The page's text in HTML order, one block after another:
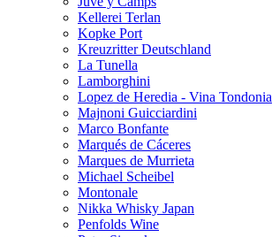
Kellerei Terlan
Kopke Port
Kreuzritter Deutschland
La Tunella
Lamborghini
Lopez de Heredia - Vina Tondonia
Majnoni Guicciardini
Marco Bonfante
Marqués de Cáceres
Marques de Murrieta
Michael Scheibel
Montonale
Nikka Whisky Japan
Penfolds Wine